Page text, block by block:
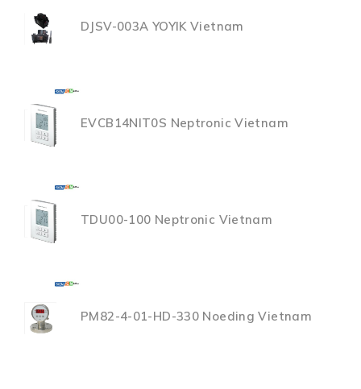
DJSV-003A YOYIK Vietnam
EVCB14NIT0S Neptronic Vietnam
TDU00-100 Neptronic Vietnam
PM82-4-01-HD-330 Noeding Vietnam